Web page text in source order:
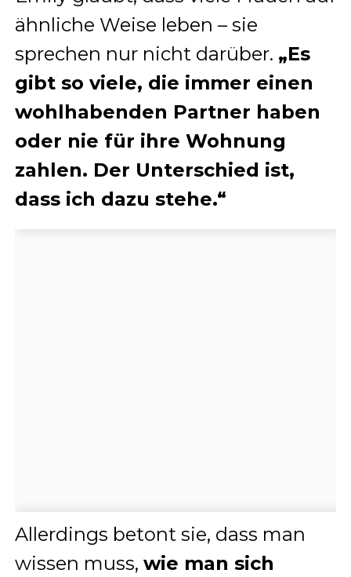
ähnliche Weise leben – sie
sprechen nur nicht darüber. „Es
gibt so viele, die immer einen
wohlhabenden Partner haben
oder nie für ihre Wohnung
zahlen. Der Unterschied ist,
dass ich dazu stehe.“
Allerdings betont sie, dass man
wissen muss, wie man sich